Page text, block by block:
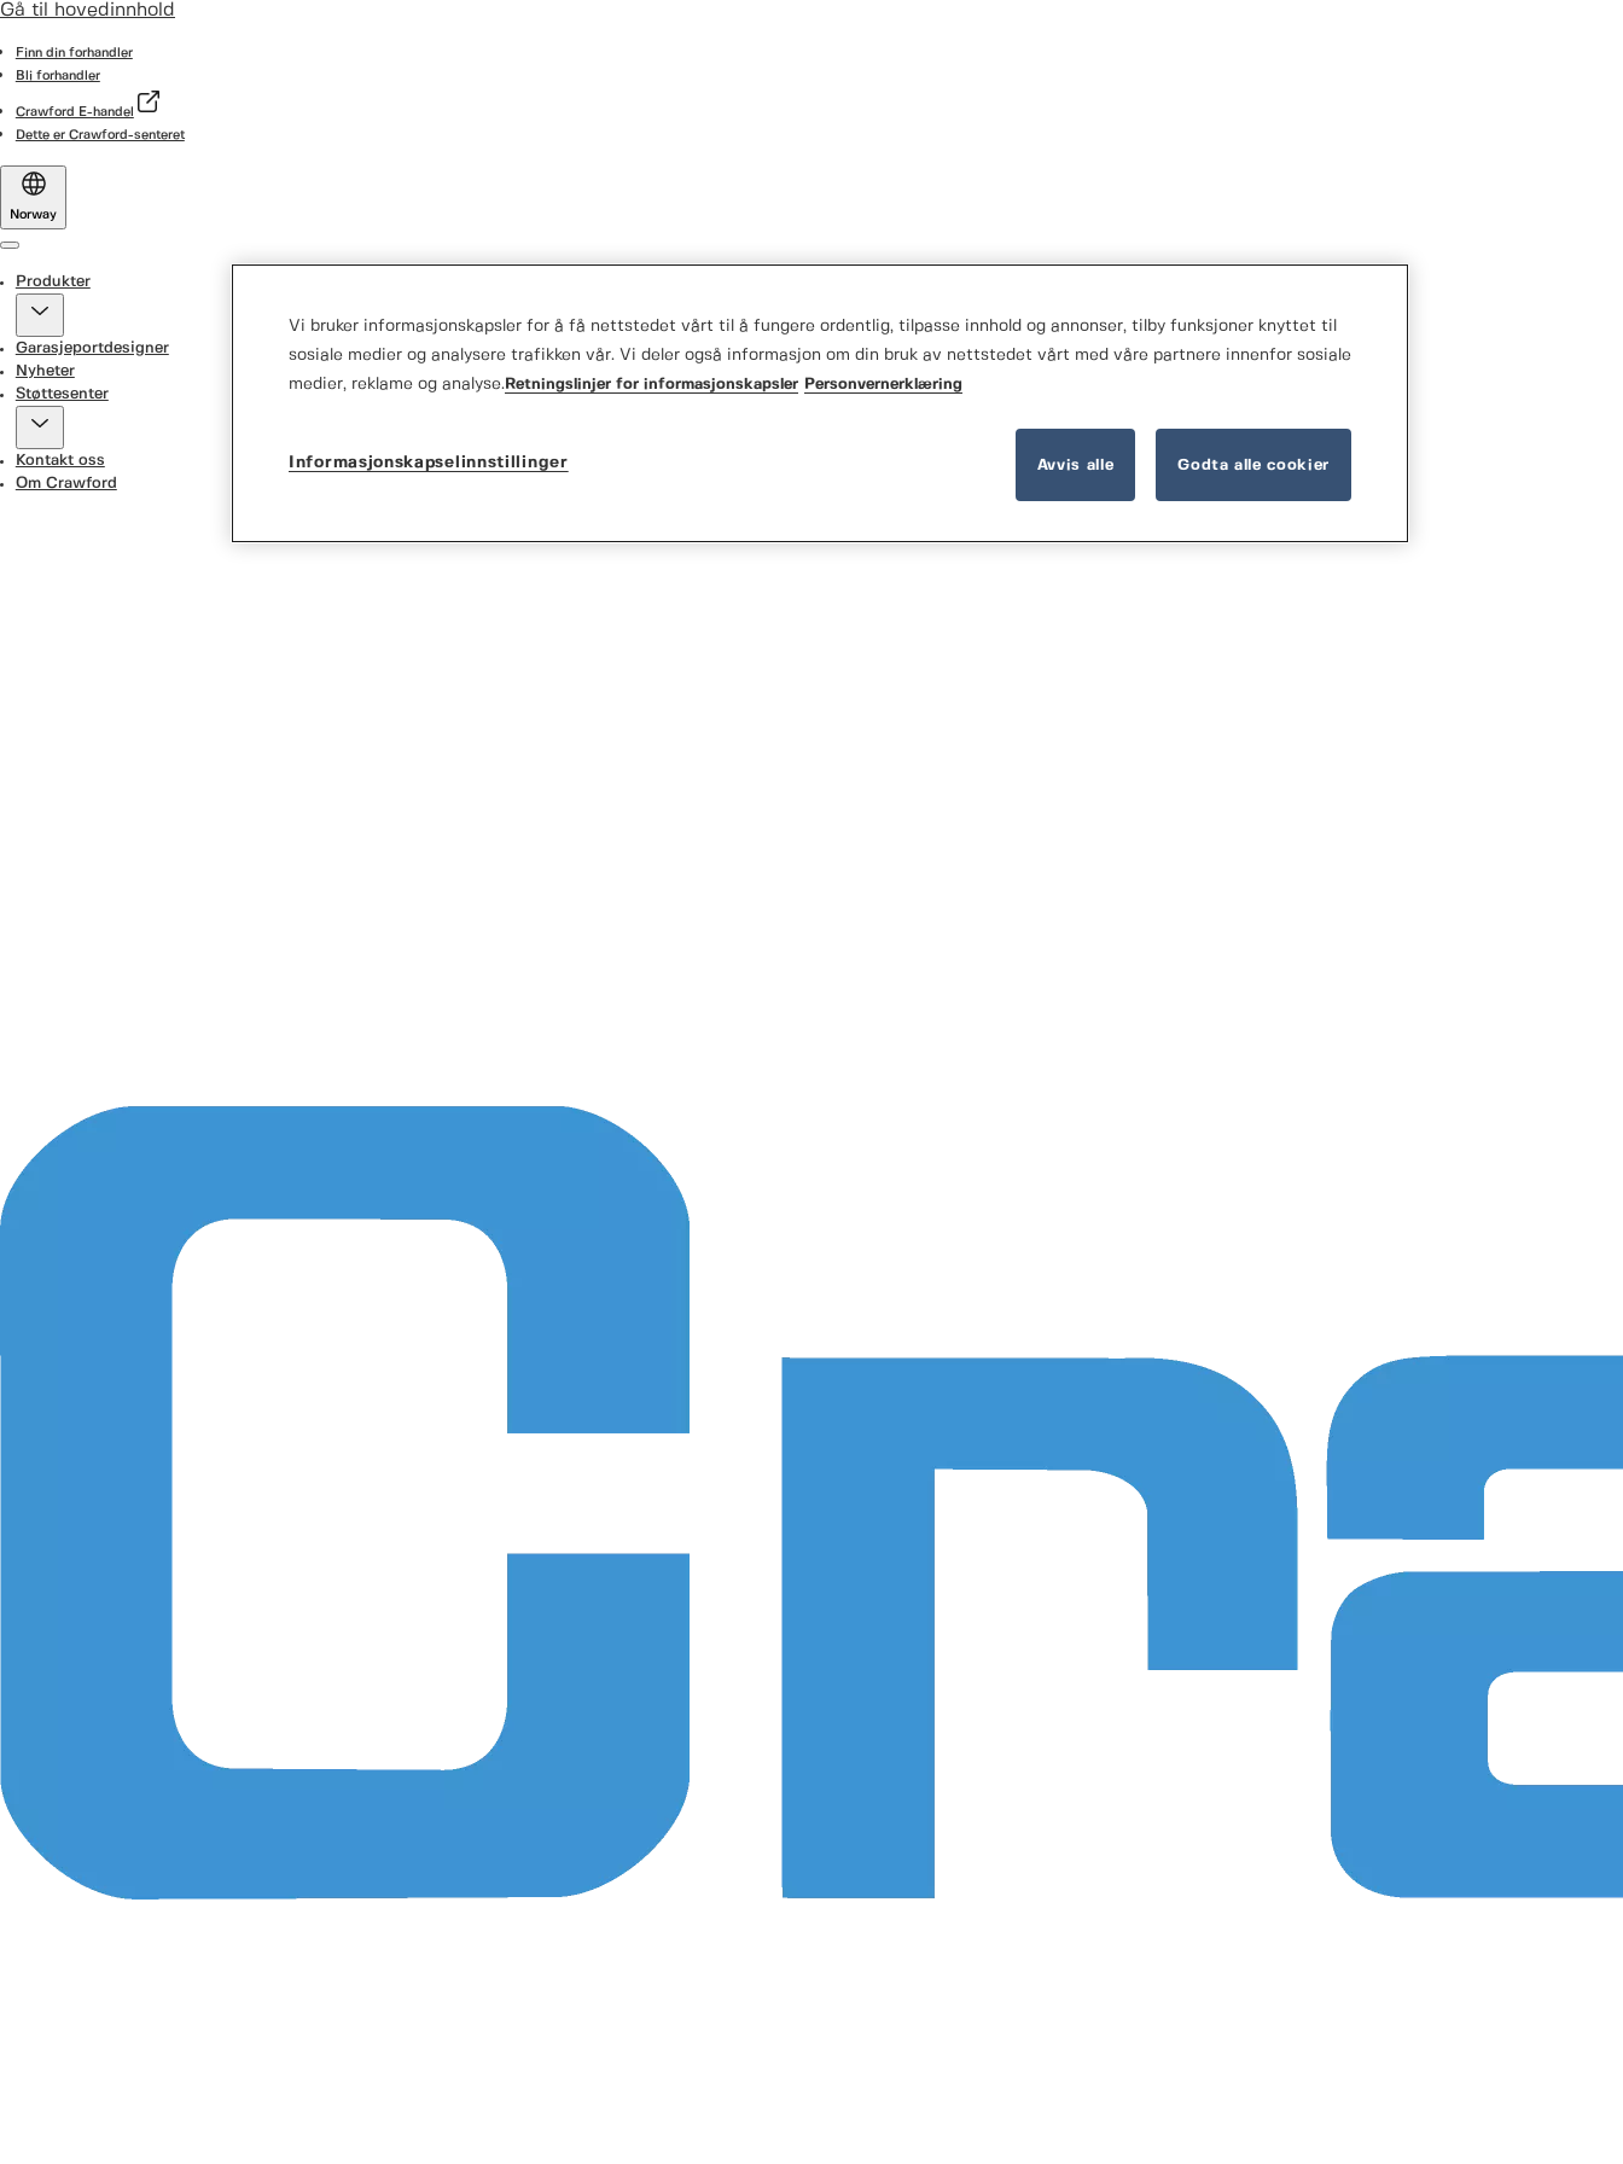
Gå til hovedinnhold
Finn din forhandler
Bli forhandler
Crawford E-handel
Dette er Crawford-senteret
Norway
Produkter
Garasjeportdesigner
Nyheter
Støttesenter
Kontakt oss
Om Crawford
Vi bruker informasjonskapsler for å få nettstedet vårt til å fungere ordentlig, tilpasse innhold og annonser, tilby funksjoner knyttet til
sosiale medier og analysere trafikken vår. Vi deler også informasjon om din bruk av nettstedet vårt med våre partnere innenfor sosiale
medier, reklame og analyse.Retningslinjer for informasjonskapsler Personvernerklæring
Avvis alle Godta alle cookier
Informasjonskapselinnstillinger